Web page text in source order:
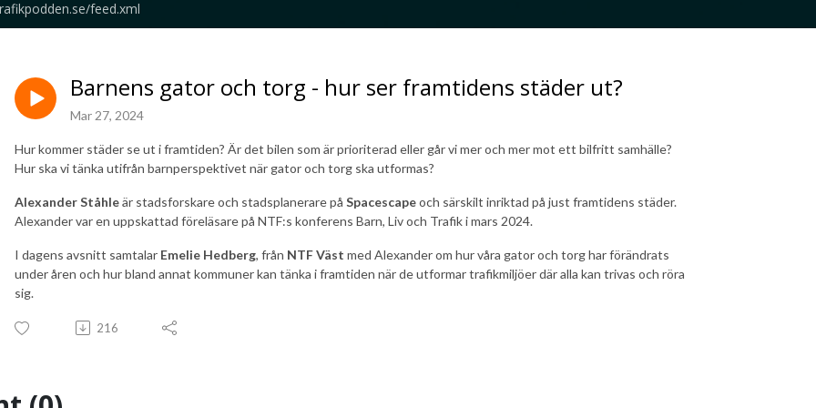
feed.xml
Barnens gator och torg - hur ser framtidens städer ut?
Mar 27, 2024
Hur kommer städer se ut i framtiden? Är det bilen som är prioriterad eller går vi mer och mer mot ett bilfritt samhälle?
Hur ska vi tänka utifrån barnperspektivet när gator och torg ska utformas?
Alexander Ståhleär stadsforskare och stadsplanerare på Spacescapeoch särskilt inriktad på just framtidens städer.
Alexander var en uppskattad föreläsare på NTF:s konferens Barn, Liv och Trafik i mars 2024.
I dagens avsnitt samtalar Emelie Hedberg, från NTF Väst med Alexander om hur våra gator och torg har förändrats
under åren och hur bland annat kommuner kan tänka i framtiden när de utformar trafikmiljöer där alla kan trivas och röra
sig.
216